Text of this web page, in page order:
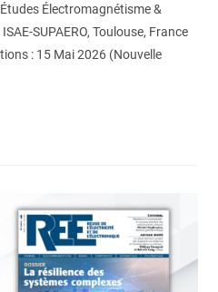
Électromagnétisme &
SUPAERO, Toulouse, France
: 15 Mai 2026 (Nouvelle